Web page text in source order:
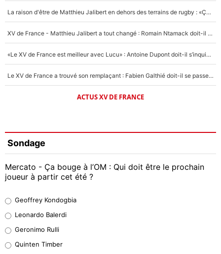
La raison d'être de Matthieu Jalibert en dehors des terrains de rugby : «Ça m'atteint autant que si tu touches à un membre de ma famille»
XV de France - Matthieu Jalibert a tout changé : Romain Ntamack doit-il s’inquiéter pour sa place à un an de la Coupe du monde ?
«Le XV de France est meilleur avec Lucu» : Antoine Dupont doit-il s’inquiéter pour sa place ?
Le XV de France a trouvé son remplaçant : Fabien Galthié doit-il se passer d'Antoine Dupont ?
ACTUS XV DE FRANCE
Sondage
Mercato - Ça bouge à l’OM : Qui doit être le prochain
joueur à partir cet été ?
38%
32%
Geoffrey Kondogbia
Leonardo Balerdi
Geronimo Rulli
Quinten Timber